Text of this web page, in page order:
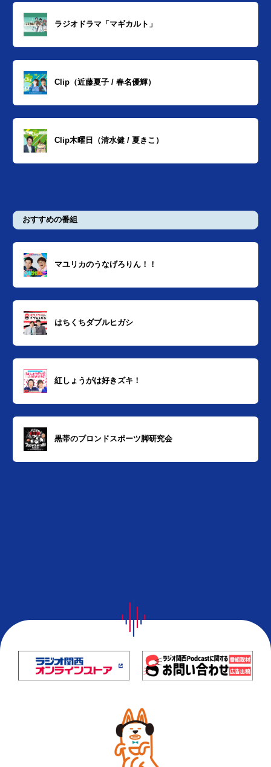
ラジオドラマ「マギカルト」
Clip（近藤夏子 / 春名優輝）
Clip木曜日（清水健 / 夏きこ）
おすすめの番組
マユリカのうなげろりん！！
はちくちダブルヒガシ
紅しょうがは好きズキ！
黒帯のブロンドスポーツ脚研究会